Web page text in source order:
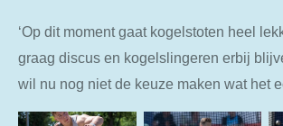
‘Op dit moment gaat kogelstoten heel
graag discus en kogelslingeren erbij
wil nu nog niet de keuze maken wat het